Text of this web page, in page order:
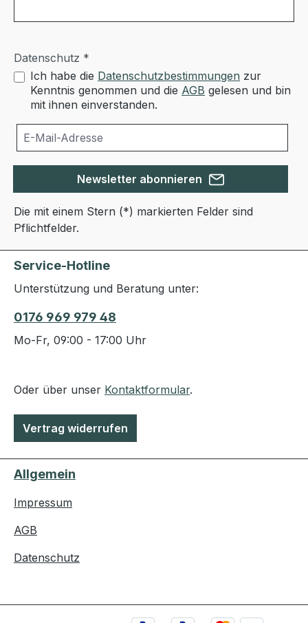
Datenschutz *
Ich habe die Datenschutzbestimmungen zur
Kenntnis genommen und die AGB gelesen und bin
mit ihnen einverstanden.
Newsletter abonnieren
Die mit einem Stern (*) markierten Felder sind
Pflichtfelder.
Service-Hotline
Unterstützung und Beratung unter:
0176 969 979 48
Mo-Fr, 09:00 - 17:00 Uhr
Oder über unser Kontaktformular.
Vertrag widerrufen
Allgemein
Impressum
AGB
Datenschutz